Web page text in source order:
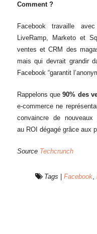
Comment ?
Facebook travaille
LiveRamp, Marketo et
ventes et CRM des
mais qui devrait grandir
Facebook “garantit
Rappelons que90% des
e-commerce ne
convaincre de nouveaux
au ROI dégagé grâce aux
Source Techcrunch
Tags |Facebook,